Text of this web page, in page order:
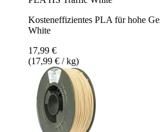
Kosteneffizientes PLA für hohe
White
17,99 €
(17,99 € / kg)